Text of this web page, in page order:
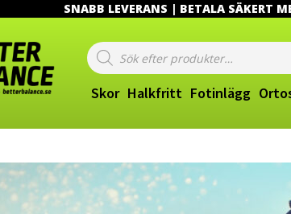
SNABB LEVERANS | BETALA SÄKERT
Products
search
Skor Halkfritt Fotinlägg